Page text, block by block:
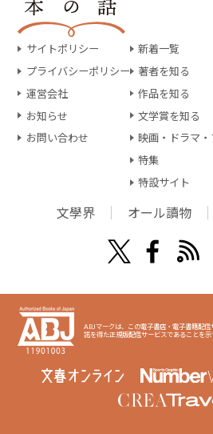
サイトポリシー
プライバシーポリシー
運営会社
お知らせ
お問い合わせ
新着一覧
著者を知る
作品を知る
文学賞を知る
映画・ドラマ
特集
特設サイト
文學界 オール讀物
ABJマークは、この電子書店・電子書籍配
諾を得た正規版配信サービスであることを